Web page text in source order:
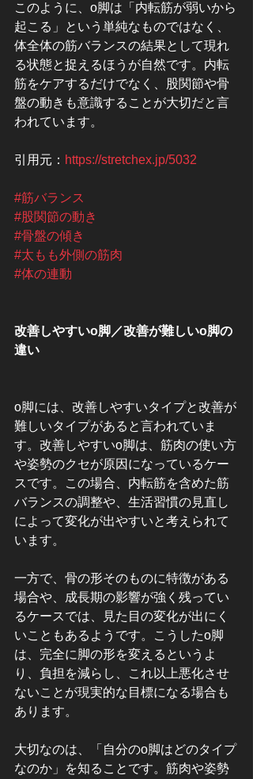
このように、o脚は「内転筋が弱いから
起こる」という単純なものではなく、
体全体の筋バランスの結果として現れ
る状態と捉えるほうが自然です。内転
筋をケアするだけでなく、股関節や骨
盤の動きも意識することが大切だと言
われています。
引用元： https://stretchex.jp/5032
#筋バランス
#股関節の動き
#骨盤の傾き
#太もも外側の筋肉
#体の連動
改善しやすいo脚／改善が難しいo脚の
違い
o脚には、改善しやすいタイプと改善が
難しいタイプがあると言われていま
す。改善しやすいo脚は、筋肉の使い方
や姿勢のクセが原因になっているケー
スです。この場合、内転筋を含めた筋
バランスの調整や、生活習慣の見直し
によって変化が出やすいと考えられて
います。
一方で、骨の形そのものに特徴がある
場合や、成長期の影響が強く残ってい
るケースでは、見た目の変化が出にく
いこともあるようです。こうしたo脚
は、完全に脚の形を変えるというよ
り、負担を減らし、これ以上悪化させ
ないことが現実的な目標になる場合も
あります。
大切なのは、「自分のo脚はどのタイプ
なのか」を知ることです。筋肉や姿勢